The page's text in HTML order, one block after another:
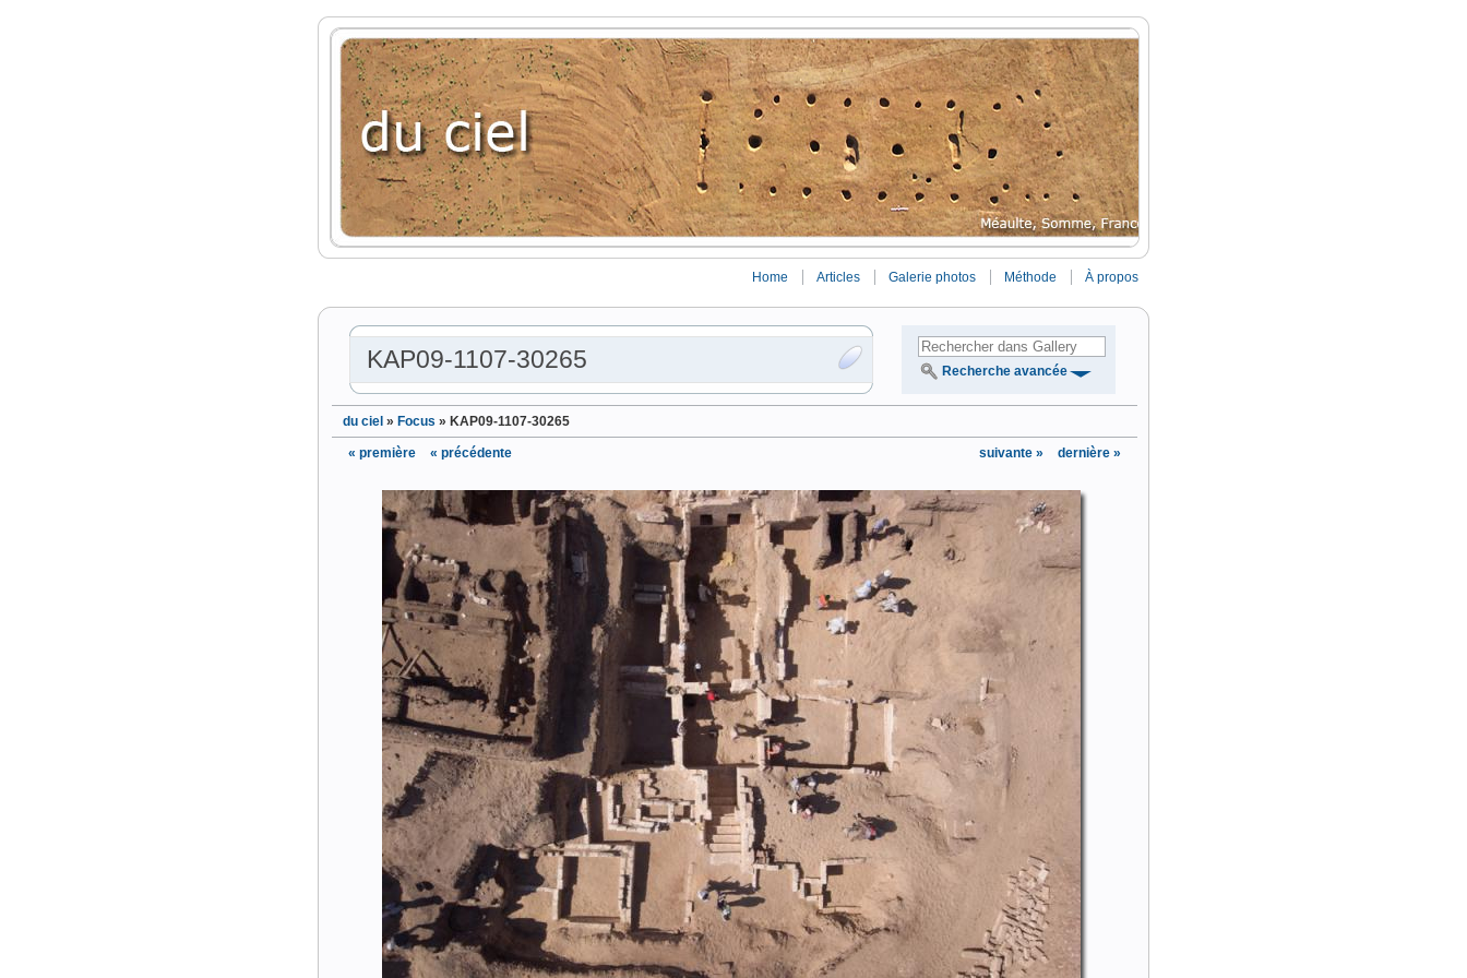
Home Articles Galerie photos Méthode À propos
KAP09-1107-30265 Recherche avancée
du ciel » Focus » KAP09-1107-30265
suivante » dernière »
« première « précédente